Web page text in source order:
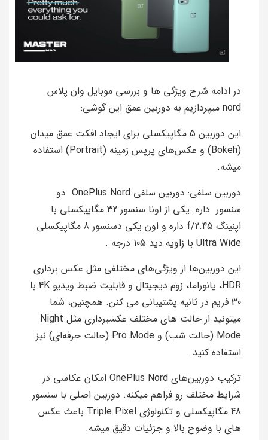
در ادامه شرح ویژگی ها و بررسی موبایل وان پلاس
nord میپردازیم به دوربین عمق این گوشی:
این دوربین 5 مگاپیکسلی برای ایجاد افکت عمق میدان
(Bokeh) و عکس‌های پرپس زمینه (Portrait) استفاده
میشه.
دوربین سلفی: دوربین سلفی OnePlus Nord دو
سنسور داره. یکی از اونا سنسور 32 مگاپیکسلی با
اپنینگ f/2.45 داره و اون یکی دسنسور 8 مگاپیکسلی
Ultra Wide با زاویه دید 105 درجه .
این دوربین‌ها از ویژگی‌های مختلفی مثل عکس‌ برداری
HDR، پانوراما، زوم دیجیتال و قابلیت ضبط ویدیو 4K با
30 فریم در ثانیه پشتیبانی می‌ کنن. همچنین، شما
میتونید از حالت‌ های مختلف عکسبرداری مثل Night
Mode (حالت شب) و Pro Mode (حالت حرفه‌ای) نیز
استفاده کنید.
ترکیب دوربین‌های OnePlus Nord امکان عکاسی در
شرایط مختلف رو فراهم میکنه. دوربین اصلی با سنسور
48 مگاپیکسلی و تکنولوژی Triple Pixel باعث عکس‌
های با وضوح بالا و جزئیات دقیق میشه.